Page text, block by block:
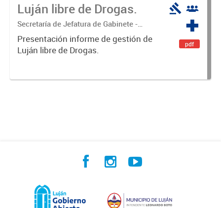
Luján libre de Drogas.
Secretaría de Jefatura de Gabinete -
Coordinación Luján Libre de Drogas
Presentación informe de gestión de
Luján libre de Drogas.
pdf